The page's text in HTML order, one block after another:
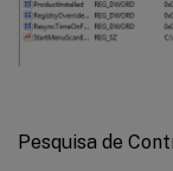
Pesquisa de